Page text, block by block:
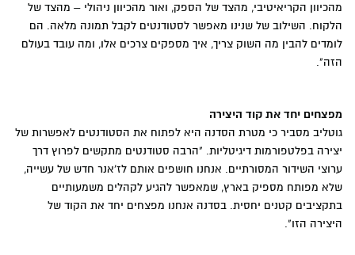
מהכיוון הקריאיטיבי, מהצד של הספק, ואור מהכיוון ניהולי – מהצד של
הלקוח. השילוב של שנינו מאפשר לסטודנטים לקבל תמונה מלאה. הם
לומדים להבין מה השוק צריך, איך מספקים צרכים אלו, ומה עובד בעולם
הזה".
מפצחים יחד את קוד היצירה
גוטליב מסביר כי מטרת הסדנה היא לפתוח את הסטודנטים לאפשרות של
יצירה בפלטפורמות דיגיטליות. "הרבה סטודנטים מתקשים לפרוץ דרך
ערוצי השידור המסורתיים. אנחנו חושפים אותם לז'אנר חדש של עשייה,
שלא מפותח מספיק בארץ, שמאפשר להגיע לקהלים משמעותיים
בתקציבים קטנים יחסית. בסדנה אנחנו מפצחים יחד את הקוד של
היצירה הזו".